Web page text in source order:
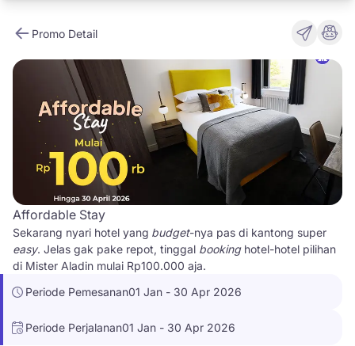
Promo Detail
Affordable Stay
Sekarang nyari hotel yang budget-nya pas di kantong super
easy. Jelas gak pake repot, tinggal booking hotel-hotel pilihan
di Mister Aladin mulai Rp100.000 aja.
Periode Pemesanan01 Jan - 30 Apr 2026
Periode Perjalanan01 Jan - 30 Apr 2026